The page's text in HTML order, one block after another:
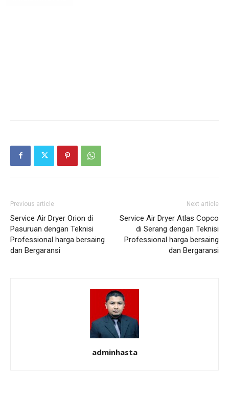
Previous article
Service Air Dryer Orion di
Pasuruan dengan Teknisi
Professional harga bersaing
dan Bergaransi
Next article
Service Air Dryer Atlas Copco
di Serang dengan Teknisi
Professional harga bersaing
dan Bergaransi
adminhasta